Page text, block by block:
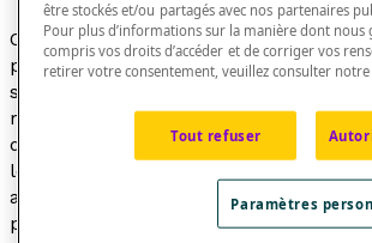
On prévoit utiliser au total au moins
peinture pour repeindre les classes
surface totale est évaluée à moins de
respecter le code de couleur de
de la peinture blanche et de la
les données fournies par la
au maximum 3 fois plus de peinture
peinture blanche. Selon les
être stockés et/ou partagés avec nos partenaires
Pour plus d’informations sur la manière dont nous
compris vos droits d’accéder et de corriger vos
retirer votre consentement, veuillez consulter notre
Tout refuser
Paramètres